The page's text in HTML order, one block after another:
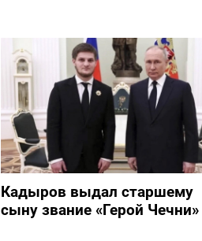
Кадыров выдал старшему
сыну звание «Герой Чечни»